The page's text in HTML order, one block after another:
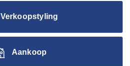
Verkoopstyling
Aankoop